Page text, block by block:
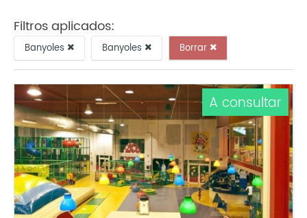
Filtros aplicados:
Banyoles Banyoles Borrar
A consultar